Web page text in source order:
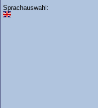
Sprachauswahl: